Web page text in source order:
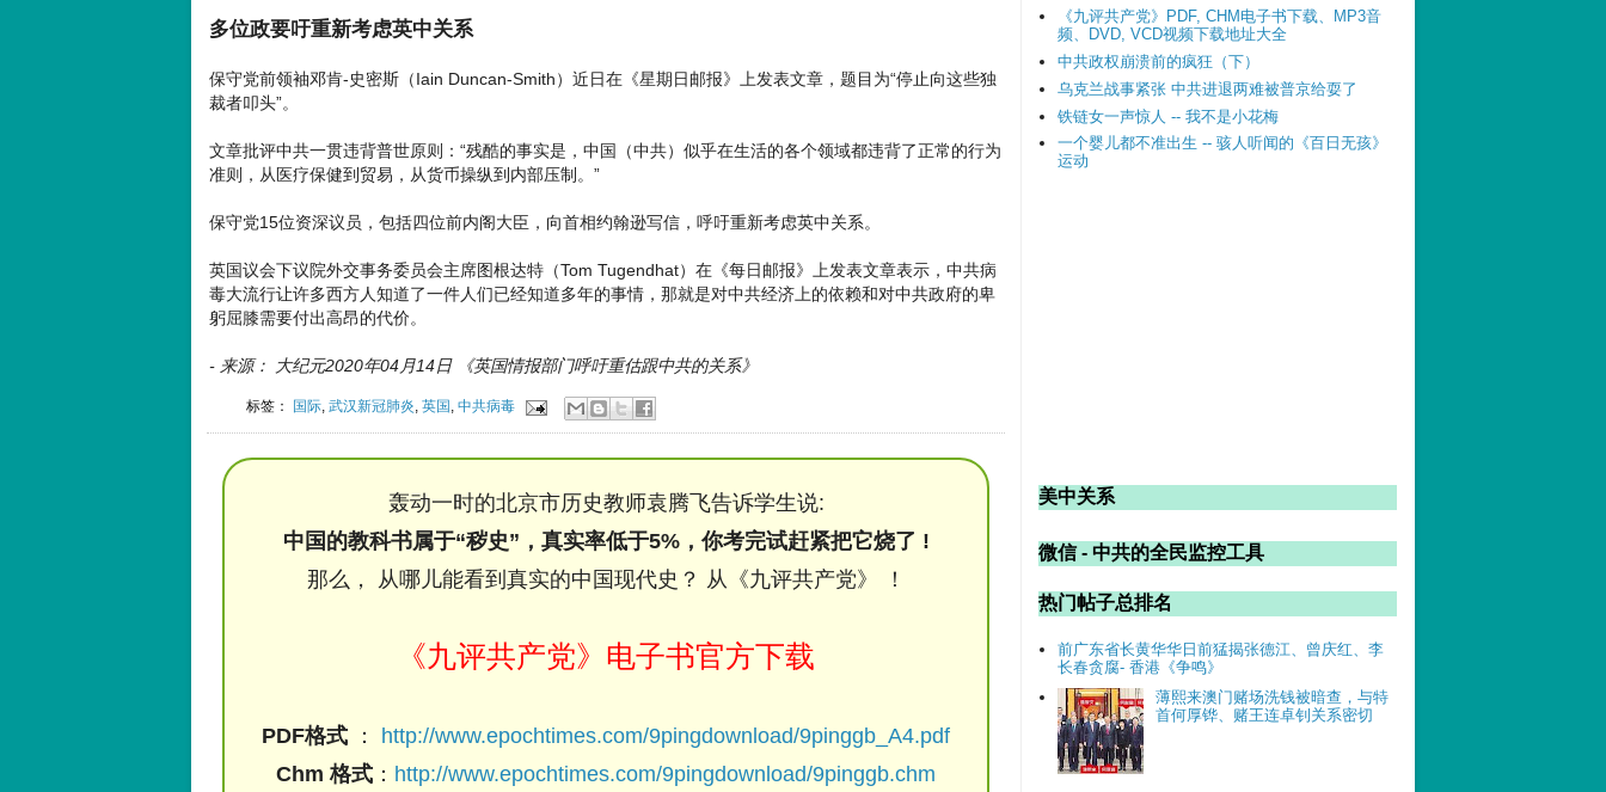
多位政要吁重新考虑英中关系
保守党前领袖邓肯-史密斯（Iain Duncan-Smith）近日在《星期日邮报》上发表文章，题目为“停止向这些独
裁者叩头”。
文章批评中共一贯违背普世原则：“残酷的事实是，中国（中共）似乎在生活的各个领域都违背了正常的行为
准则，从医疗保健到贸易，从货币操纵到内部压制。”
保守党15位资深议员，包括四位前内阁大臣，向首相约翰逊写信，呼吁重新考虑英中关系。
英国议会下议院外交事务委员会主席图根达特（Tom Tugendhat）在《每日邮报》上发表文章表示，中共病
毒大流行让许多西方人知道了一件人们已经知道多年的事情，那就是对中共经济上的依赖和对中共政府的卑
躬屈膝需要付出高昂的代价。
- 来源： 大纪元2020年04月14日 《英国情报部门呼吁重估跟中共的关系》
标签： 国际 ,武汉新冠肺炎 ,英国 ,中共病毒
轰动一时的北京市历史教师袁腾飞告诉学生说:
中国的教科书属于“秽史”，真实率低于5%，你考完试赶紧把它烧了 !
那么， 从哪儿能看到真实的中国现代史？ 从《九评共产党》 ！
《九评共产党》电子书官方下载
PDF格式 ： http://www.epochtimes.com/9pingdownload/9pinggb_A4.pdf
Chm 格式 ： http://www.epochtimes.com/9pingdownload/9pinggb.chm
《九评共产党》PDF, CHM电子书下载、MP3音
频、DVD, VCD视频下载地址大全
中共政权崩溃前的疯狂（下）
乌克兰战事紧张 中共进退两难被普京给耍了
铁链女一声惊人 -- 我不是小花梅
一个婴儿都不准出生 -- 骇人听闻的《百日无孩》
运动
美中关系
微信 - 中共的全民监控工具
热门帖子总排名
前广东省长黄华华日前猛揭张德江、曾庆红、李
长春贪腐- 香港《争鸣》
薄熙来澳门赌场洗钱被暗查，与特
首何厚铧、赌王连卓钊关系密切